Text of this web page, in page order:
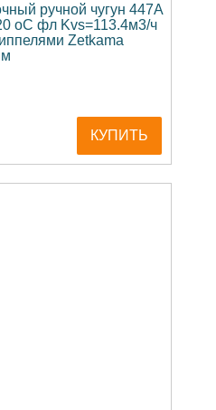
ручной чугун 447A
оС фл Kvs=113.4м3/ч
Zetkama
КУПИТЬ